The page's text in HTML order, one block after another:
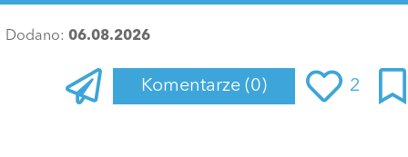
Dodano: 06.08.2026
Komentarze (0) 2